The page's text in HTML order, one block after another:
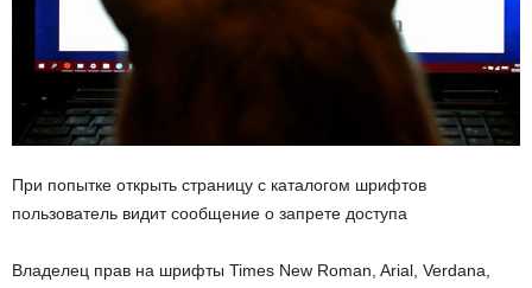
При попытке открыть страницу с каталогом шрифтов
пользователь видит сообщение о запрете доступа
Владелец прав на шрифты Times New Roman, Arial, Verdana,